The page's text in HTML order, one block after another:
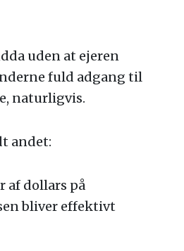
uden at ejeren
fuld adgang til
naturligvis.
andet:
af dollars på
bliver effektivt